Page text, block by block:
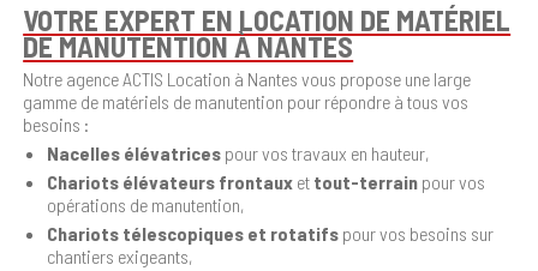
VOTRE EXPERT EN LOCATION DE MATÉRIEL
DE MANUTENTION À NANTES
Notre agence ACTIS Location à Nantes vous propose une large
gamme de matériels de manutention pour répondre à tous vos
besoins :
Nacelles élévatrices pour vos travaux en hauteur,
Chariots élévateurs frontaux et tout-terrain pour vos
opérations de manutention,
Chariots télescopiques et rotatifs pour vos besoins sur
chantiers exigeants,